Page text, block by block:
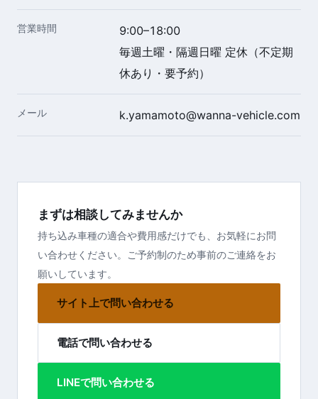
営業時間
9:00–18:00
毎週土曜・隔週日曜 定休（不定期
休あり・要予約）
メール k.yamamoto@wanna-vehicle.com
まずは相談してみませんか
持ち込み車種の適合や費用感だけでも、お気軽にお問
い合わせください。ご予約制のため事前のご連絡をお
願いしています。
サイト上で問い合わせる
電話で問い合わせる
LINEで問い合わせる